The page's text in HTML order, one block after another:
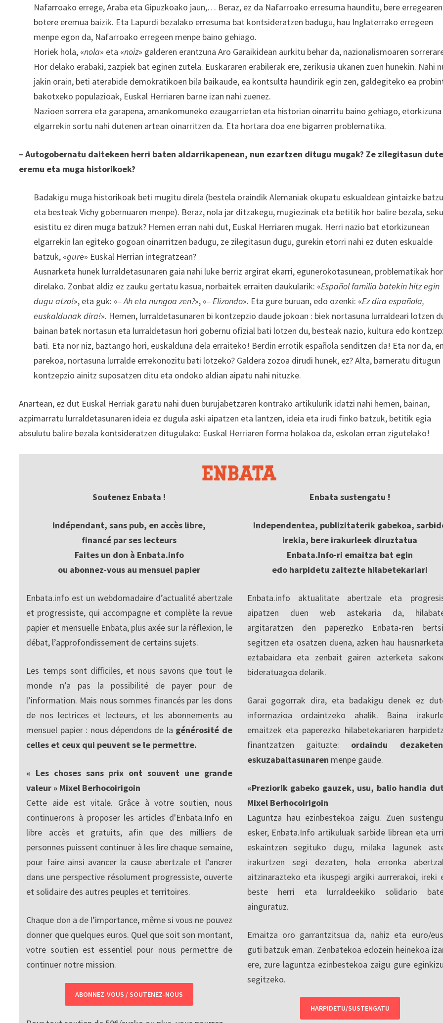
Nafarroako errege, Araba eta Gipuzkoako jaun,… Beraz, ez da Nafarroako erresuma haunditu, bere erregearen
botere eremua baizik. Eta Lapurdi bezalako erresuma bat kontsideratzen badugu, hau Inglaterrako erregeen
menpe egon da, Nafarroako erregeen menpe baino gehiago.
Horiek hola, «nola» eta «noiz» galderen erantzuna Aro Garaikidean aurkitu behar da, nazionalismoaren
Hor delako erabaki, zazpiek bat eginen zutela. Euskararen erabilerak ere, zerikusia ukanen zuen hunekin. Nahi
jakin orain, beti aterabide demokratikoen bila baikaude, ea kontsulta haundirik egin zen, galdegiteko ea
bakotxeko populazioak, Euskal Herriaren barne izan nahi zuenez.
Nazioen sorrera eta garapena, amankomuneko ezaugarrietan eta historian oinarritu baino gehiago, etorkizuna
elgarrekin sortu nahi dutenen artean oinarritzen da. Eta hortara doa ene bigarren problematika.
– Autogobernatu daitekeen herri baten aldarrikapenean, nun ezartzen ditugu mugak? Ze zilegitasun
eremu eta muga historikoek?
Badakigu muga historikoak beti mugitu direla (bestela oraindik Alemaniak okupatu eskualdean gintaizke
eta besteak Vichy gobernuaren menpe). Beraz, nola jar ditzakegu, mugiezinak eta betitik hor balire bezala,
esistitu ez diren muga batzuk? Hemen erran nahi dut, Euskal Herriaren mugak. Herri nazio bat etorkizunean
elgarrekin lan egiteko gogoan oinarritzen badugu, ze zilegitasun dugu, gurekin etorri nahi ez duten eskualde
batzuk, «gure» Euskal Herrian integratzean?
Ausnarketa hunek lurraldetasunaren gaia nahi luke berriz argirat ekarri, egunerokotasunean, problematikak hor
direlako. Zonbat aldiz ez zauku gertatu kasua, norbaitek erraiten daukularik: «Español familia batekin hitz egin
dugu atzo!», eta guk: «– Ah eta nungoa zen?», «– Elizondo». Eta gure buruan, edo ozenki: «Ez dira española,
euskaldunak dira!». Hemen, lurraldetasunaren bi kontzepzio daude jokoan : biek nortasuna lurraldeari lotzen
bainan batek nortasun eta lurraldetasun hori gobernu ofizial bati lotzen du, besteak nazio, kultura edo
bati. Eta nor niz, baztango hori, euskalduna dela erraiteko! Berdin errotik española senditzen da! Eta nor da,
parekoa, nortasuna lurralde errekonozitu bati lotzeko? Galdera zozoa dirudi hunek, ez? Alta, barneratu ditugun
kontzepzio ainitz suposatzen ditu eta ondoko aldian aipatu nahi nituzke.
Anartean, ez dut Euskal Herriak garatu nahi duen burujabetzaren kontrako artikulurik idatzi nahi hemen, bainan,
azpimarratu lurraldetasunaren ideia ez dugula aski aipatzen eta lantzen, ideia eta irudi finko batzuk, betitik egia
absulutu balire bezala kontsideratzen ditugulako: Euskal Herriaren forma holakoa da, eskolan erran zigutelako!
Soutenez Enbata !
Indépendant, sans pub, en accès libre,
financé par ses lecteurs
Faites un don à Enbata.info
ou abonnez-vous au mensuel papier
Enbata.info est un webdomadaire d’actualité abertzale
et progressiste, qui accompagne et complète la revue
papier et mensuelle Enbata, plus axée sur la réflexion, le
débat, l’approfondissement de certains sujets.
Les temps sont difficiles, et nous savons que tout le
monde n’a pas la possibilité de payer pour de
l’information. Mais nous sommes financés par les dons
de nos lectrices et lecteurs, et les abonnements au
mensuel papier : nous dépendons de la générosité de
celles et ceux qui peuvent se le permettre.
« Les choses sans prix ont souvent une grande
valeur » Mixel Berhocoirigoin
Cette aide est vitale. Grâce à votre soutien, nous
continuerons à proposer les articles d'Enbata.Info en
libre accès et gratuits, afin que des milliers de
personnes puissent continuer à les lire chaque semaine,
pour faire ainsi avancer la cause abertzale et l’ancrer
dans une perspective résolument progressiste, ouverte
et solidaire des autres peuples et territoires.
Chaque don a de l’importance, même si vous ne pouvez
donner que quelques euros. Quel que soit son montant,
votre soutien est essentiel pour nous permettre de
continuer notre mission.
ABONNEZ-VOUS / SOUTENEZ-NOUS
Enbata sustengatu !
Independentea, publizitaterik gabekoa,
irekia, bere irakurleek diruztatua
Enbata.Info-ri emaitza bat egin
edo harpidetu zaitezte hilabetekariari
Enbata.info aktualitate abertzale eta
aipatzen duen web astekaria da,
argitaratzen den paperezko Enbata-ren
segitzen eta osatzen duena, azken hau
eztabaidara eta zenbait gairen azterketa
bideratuagoa delarik.
Garai gogorrak dira, eta badakigu denek ez
informazioa ordaintzeko ahalik. Baina
emaitzek eta paperezko hilabetekariaren
finantzatzen gaituzte: ordaindu
eskuzabaltasunaren menpe gaude.
«Preziorik gabeko gauzek, usu, balio handia
Mixel Berhocoirigoin
Laguntza hau ezinbestekoa zaigu. Zuen
esker, Enbata.Info artikuluak sarbide librean eta
eskaintzen segituko dugu, milaka lagunek
irakurtzen segi dezaten, hola erronka
aitzinarazteko eta ikuspegi argiki aurrerakoi, ireki
beste herri eta lurraldeekiko solidario
ainguratuz.
Emaitza oro garrantzitsua da, nahiz eta euro/
guti batzuk eman. Zenbatekoa edozein heinekoa
ere, zure laguntza ezinbestekoa zaigu gure
segitzeko.
HARPIDETU/SUSTENGATU